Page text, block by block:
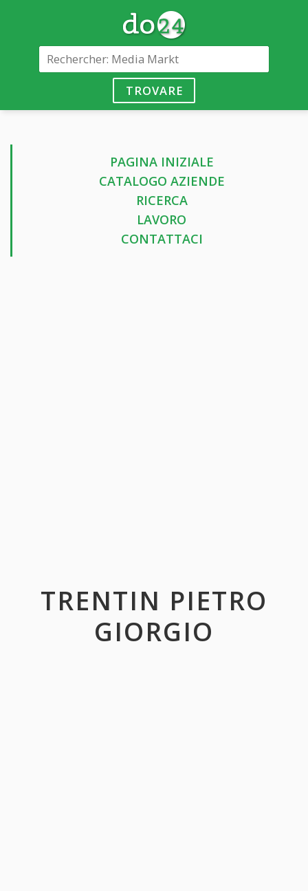
TROVARE
PAGINA INIZIALE
CATALOGO AZIENDE
RICERCA
LAVORO
CONTATTACI
TRENTIN PIETRO
GIORGIO